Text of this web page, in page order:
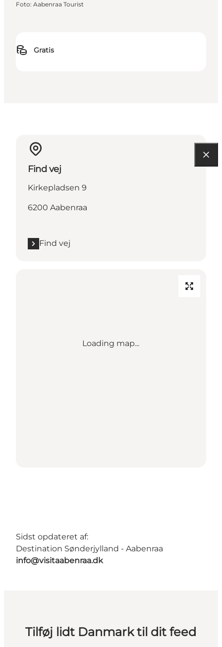
Gratis
Foto: Aabenraa Tourist
Find vej
Kirkepladsen 9
6200 Aabenraa
Find vej
Loading map...
Sidst opdateret af:
Destination Sønderjylland - Aabenraa
info@visitaabenraa.dk
Tilføj lidt Danmark til dit feed